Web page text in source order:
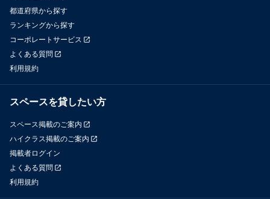
都道府県から探す
ランキングから探す
コーポレートサービス
よくある質問
利用規約
スペースを貸したい方
スペース掲載のご案内
ハイクラス掲載のご案内
掲載者ログイン
よくある質問
利用規約